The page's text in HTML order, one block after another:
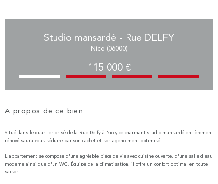
Studio mansardé - Rue DELFY
Nice (06000)
115 000 €
A propos de ce bien
Situé dans le quartier prisé de la Rue Delfy à Nice, ce charmant studio mansardé entièrement
rénové saura vous séduire par son cachet et son agencement optimisé.
L'appartement se compose d'une agréable pièce de vie avec cuisine ouverte, d'une salle d'eau
moderne ainsi que d'un WC. Équipé de la climatisation, il offre un confort optimal en toute
saison.